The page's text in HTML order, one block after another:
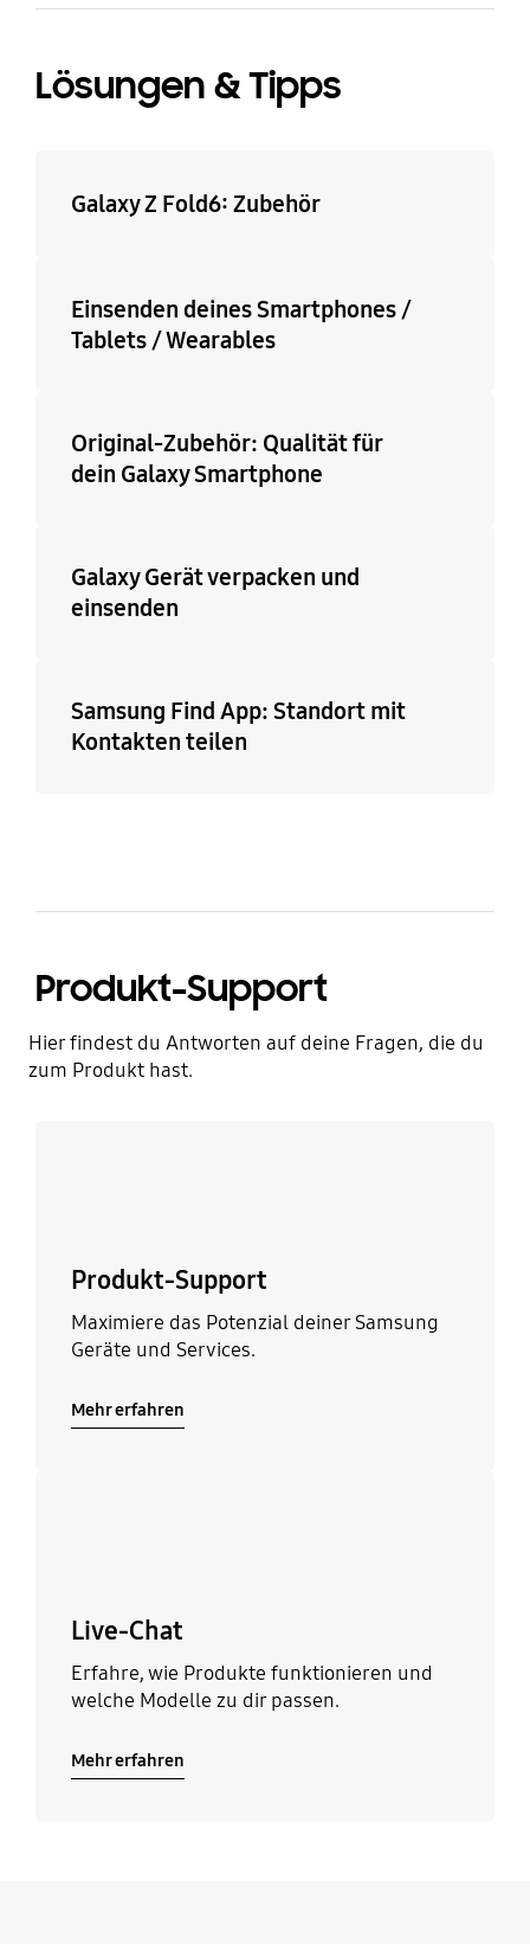
Lösungen & Tipps
Galaxy Z Fold6: Zubehör
Einsenden deines Smartphones /
Tablets / Wearables
Original-Zubehör: Qualität für
dein Galaxy Smartphone
Galaxy Gerät verpacken und
einsenden
Samsung Find App: Standort mit
Kontakten teilen
Produkt-Support
Hier findest du Antworten auf deine Fragen, die du
zum Produkt hast.
Produkt-Support
Maximiere das Potenzial deiner Samsung
Geräte und Services.
Mehr erfahren
Live-Chat
Erfahre, wie Produkte funktionieren und
welche Modelle zu dir passen.
Mehr erfahren